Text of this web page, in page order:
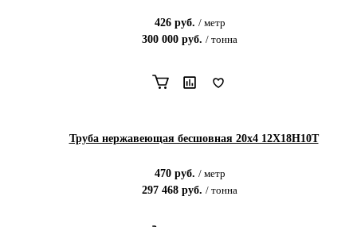
426руб. / метр
300 000 руб. / тонна
Труба нержавеющая бесшовная 20х4 12Х18Н10Т
470руб. / метр
297 468 руб. / тонна